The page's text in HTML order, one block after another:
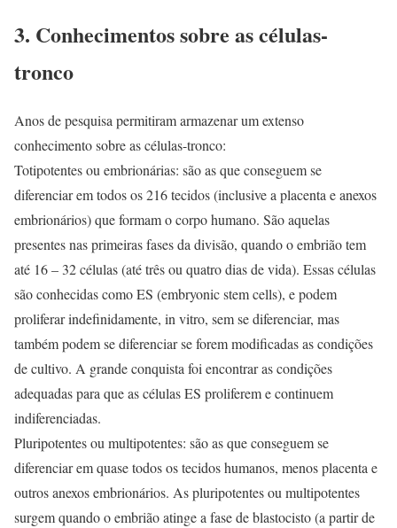
3. Conhecimentos sobre as células-
tronco
Anos de pesquisa permitiram armazenar um extenso
conhecimento sobre as células-tronco:
Totipotentes ou embrionárias: são as que conseguem se
diferenciar em todos os 216 tecidos (inclusive a placenta e anexos
embrionários) que formam o corpo humano. São aquelas
presentes nas primeiras fases da divisão, quando o embrião tem
até 16 – 32 células (até três ou quatro dias de vida). Essas células
são conhecidas como ES (embryonic stem cells), e podem
proliferar indefinidamente, in vitro, sem se diferenciar, mas
também podem se diferenciar se forem modificadas as condições
de cultivo. A grande conquista foi encontrar as condições
adequadas para que as células ES proliferem e continuem
indiferenciadas.
Pluripotentes ou multipotentes: são as que conseguem se
diferenciar em quase todos os tecidos humanos, menos placenta e
outros anexos embrionários. As pluripotentes ou multipotentes
surgem quando o embrião atinge a fase de blastocisto (a partir de